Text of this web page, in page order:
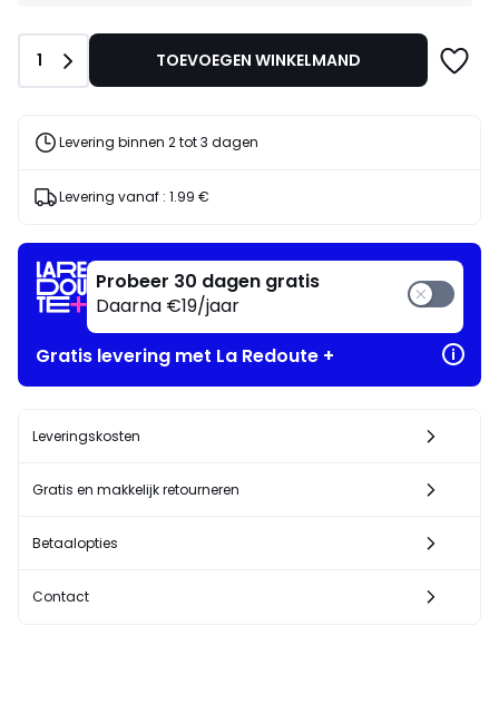
artikelen
Geniet
Aantal
1 TOEVOEGEN WINKELMAND
Levering binnen 2 tot 3 dagen
Levering vanaf : 1.99 €
Probeer 30 dagen gratis
Daarna €19/jaar
Gratis levering met La Redoute +
Leveringskosten
Gratis en makkelijk retourneren
Betaalopties
Contact